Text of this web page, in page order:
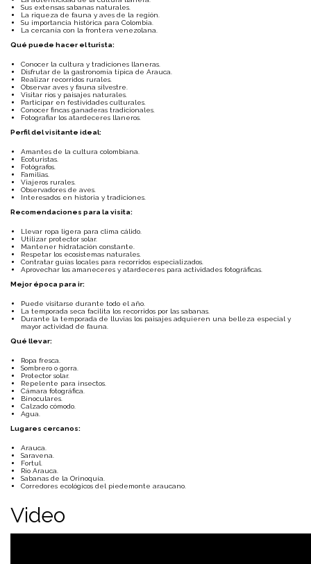
Sus extensas sabanas naturales.
La riqueza de fauna y aves de la región.
Su importancia histórica para Colombia.
La cercanía con la frontera venezolana.
Qué puede hacer el turista:
Conocer la cultura y tradiciones llaneras.
Disfrutar de la gastronomía típica de Arauca.
Realizar recorridos rurales.
Observar aves y fauna silvestre.
Visitar ríos y paisajes naturales.
Participar en festividades culturales.
Conocer fincas ganaderas tradicionales.
Fotografiar los atardeceres llaneros.
Perfil del visitante ideal:
Amantes de la cultura colombiana.
Ecoturistas.
Fotógrafos.
Familias.
Viajeros rurales.
Observadores de aves.
Interesados en historia y tradiciones.
Recomendaciones para la visita:
Llevar ropa ligera para clima cálido.
Utilizar protector solar.
Mantener hidratación constante.
Respetar los ecosistemas naturales.
Contratar guías locales para recorridos especializados.
Aprovechar los amaneceres y atardeceres para actividades fotográficas.
Mejor época para ir:
Puede visitarse durante todo el año.
La temporada seca facilita los recorridos por las sabanas.
Durante la temporada de lluvias los paisajes adquieren una belleza especial y
mayor actividad de fauna.
Qué llevar:
Ropa fresca.
Sombrero o gorra.
Protector solar.
Repelente para insectos.
Cámara fotográfica.
Binoculares.
Calzado cómodo.
Agua.
Lugares cercanos:
Arauca
Saravena
Fortul
Río Arauca.
Sabanas de la Orinoquía.
Corredores ecológicos del piedemonte araucano.
Video